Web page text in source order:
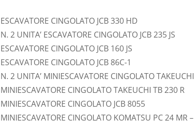
ESCAVATORE CINGOLATO JCB 330 HD
N. 2 UNITA’ ESCAVATORE CINGOLATO JCB 235 JS
ESCAVATORE CINGOLATO JCB 160 JS
ESCAVATORE CINGOLATO JCB 86C-1
N. 2 UNITA’ MINIESCAVATORE CINGOLATO
MINIESCAVATORE CINGOLATO TAKEUCHI TB 230 R
MINIESCAVATORE CINGOLATO JCB 8055
MINIESCAVATORE CINGOLATO KOMATSU PC 24 MR